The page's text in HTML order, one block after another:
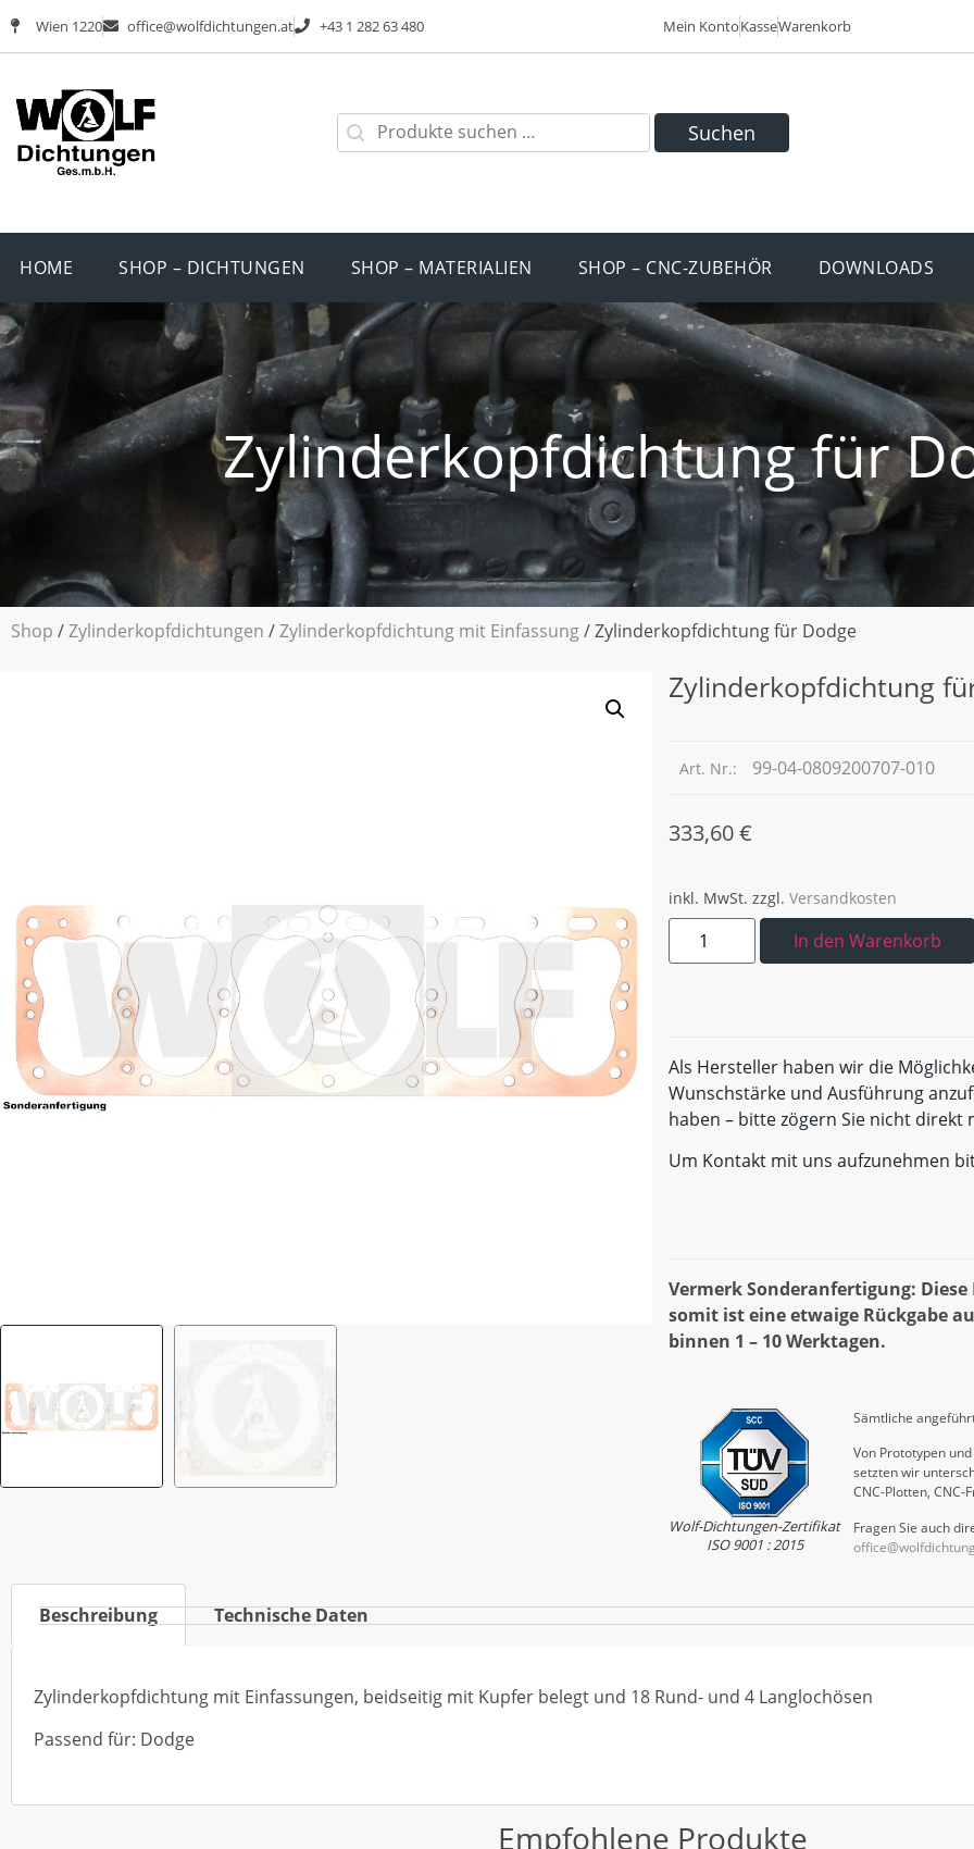
Wien 1220 office@wolfdichtungen.at +43 1 282 63 480 Mein KontoKasseWarenkorb
Suchen
HOME SHOP – DICHTUNGEN SHOP – MATERIALIEN SHOP – CNC-ZUBEHÖR DOWNLOADS
Zylinderkopfdichtung für
Shop /Zylinderkopfdichtungen /Zylinderkopfdichtung mit Einfassung/ Zylinderkopfdichtung für Dodge
Zylinderkopfdichtung
Art. Nr.: 99-04-0809200707-010
333,60€
inkl. MwSt. zzgl. Versandkosten
In den Warenkorb
Als Hersteller haben wir die
Wunschstärke und Ausführung
haben – bitte zögern Sie nicht
Um Kontakt mit uns aufzunehmen
Vermerk Sonderanfertigung:
somit ist eine etwaige Rückgabe
binnen 1 – 10 Werktagen.
Wolf-Dichtungen-Zertifikat
ISO 9001 : 2015
Sämtliche
Von Prototypen
setzten wir
CNC-Plotten,
Fragen Sie auch
Beschreibung Technische Daten
Zylinderkopfdichtung mit Einfassungen, beidseitig mit Kupfer belegt und 18 Rund- und 4 Langlochösen
Passend für: Dodge
Empfohlene Produkte